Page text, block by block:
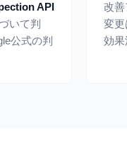
API
いて判
公式の判
改
変更
効果